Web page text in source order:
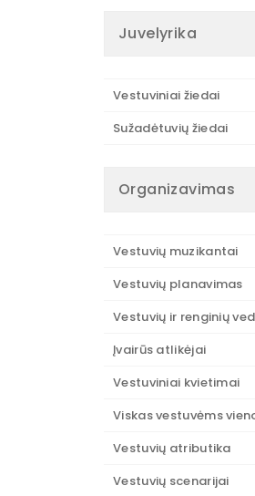
Juvelyrika
Vestuviniai žiedai
Sužadėtuvių žiedai
Organizavimas
Vestuvių muzikantai
Vestuvių planavimas
Vestuvių ir renginių
Įvairūs atlikėjai
Vestuviniai kvietimai
Viskas vestuvėms
Vestuvių atributika
Vestuvių scenarijai